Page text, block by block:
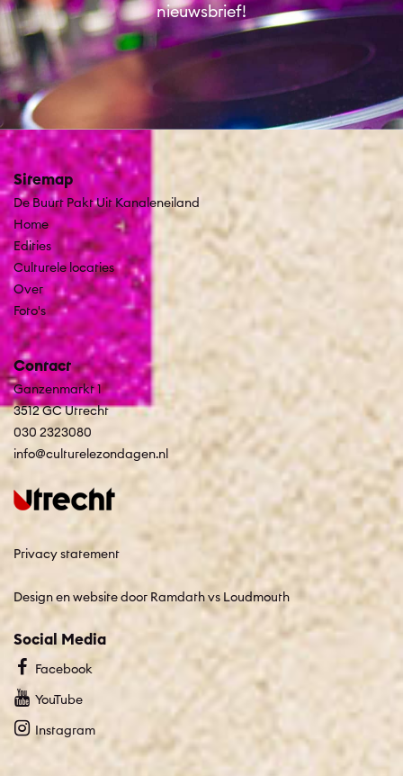
nieuwsbrief!
Sitemap
De Buurt Pakt Uit Kanaleneiland
Home
Edities
Culturele locaties
Over
Foto's
Contact
Ganzenmarkt 1
3512 GC Utrecht
030 2323080
info@culturelezondagen.nl
Privacy statement
Design en website door Ramdathvs Loudmouth
Social Media
Facebook
YouTube
Instagram